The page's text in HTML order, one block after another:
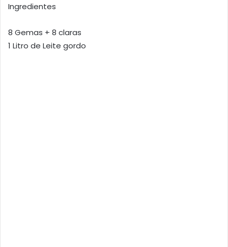
Ingredientes
8 Gemas + 8 claras
1 Litro de Leite gordo